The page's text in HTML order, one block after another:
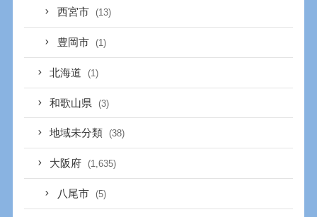
西宮市 (13)
豊岡市 (1)
北海道 (1)
和歌山県 (3)
地域未分類 (38)
大阪府 (1,635)
八尾市 (5)